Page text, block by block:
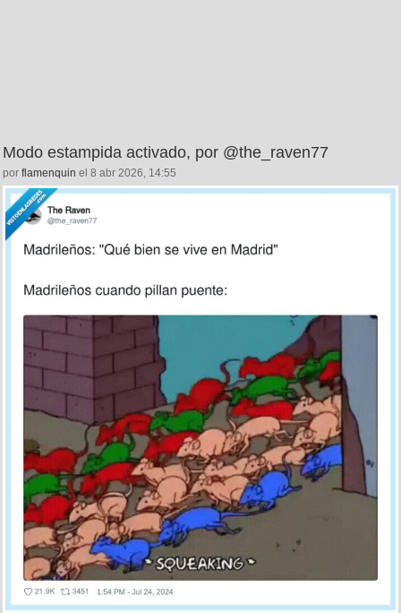
Modo estampida activado, por @the_raven77
por flamenquin el 8 abr 2026, 14:55